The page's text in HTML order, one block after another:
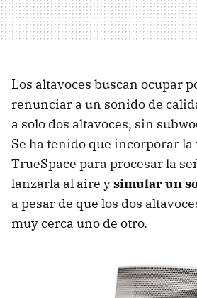
Los altavoces buscan ocupar
renunciar a un sonido de
a solo dos altavoces, sin
Se ha tenido que incorporar la
TrueSpace para procesar la
lanzarla al aire ysimular un
a pesar de que los dos
muy cerca uno de otro.